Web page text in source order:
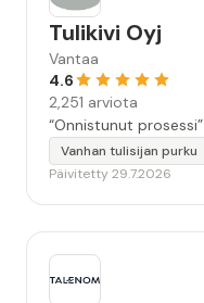
Tulikivi Oyj
Vantaa
4.6
2,251 arviota
“Onnistunut prosessi”
Vanhan tulisijan purku
Päivitetty 29.7.2026